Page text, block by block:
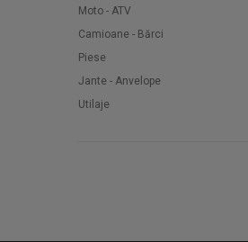
Moto - ATV
Camioane - Bărci
Piese
Jante - Anvelope
Utilaje